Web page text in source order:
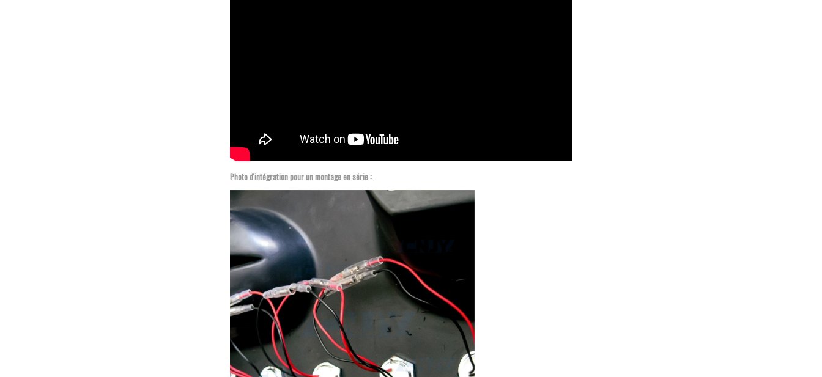
Photo d'intégration pour un montage en série :